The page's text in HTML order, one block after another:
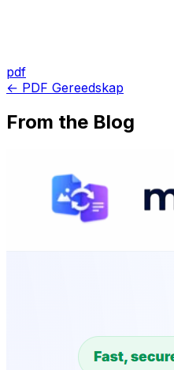
pdf
← PDF Gereedskap
From the Blog